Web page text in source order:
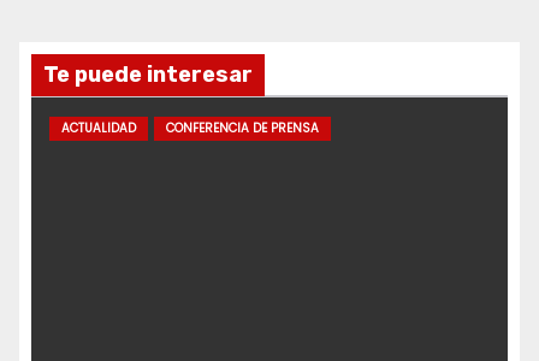
Te puede interesar
ACTUALIDAD CONFERENCIA DE PRENSA